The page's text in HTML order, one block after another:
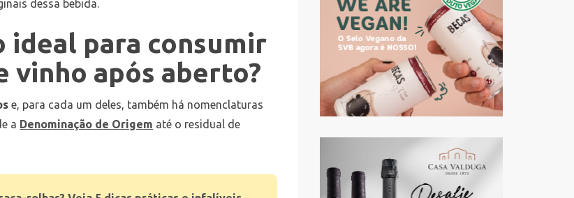
dessa bebida.
ideal para consumir
vinho após aberto?
e, para cada um deles, também há nomenclaturas
a Denominação de Origem até o residual de